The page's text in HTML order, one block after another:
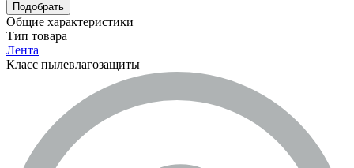
Подобрать
Общие характеристики
Тип товара
Лента
Класс пылевлагозащиты